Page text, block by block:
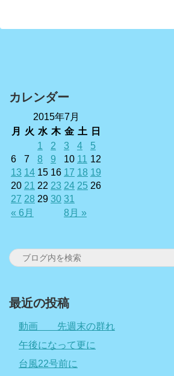
カレンダー
2015年7月
月
火 水 木 金 土 日
« 6月 8月 »
1 2 3 4
5
6
7 8 9 10 11 12
13 14 15 16 17 18 19
20 21 22 23 24 25 26
27 28 29 30 31
最近の投稿
動画 先週末の群れ
午後になって更に
台風22号前に